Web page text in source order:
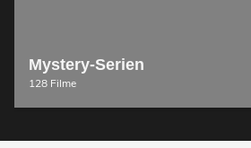
Mystery-Serien
128 Filme